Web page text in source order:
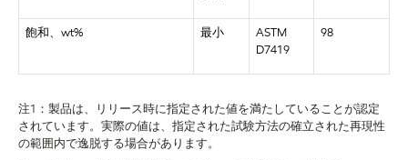
飽和、 wt% 最小
ASTM
D7419
98
注1：製品は、リリース時に指定された値を満たしていることが認定
されています。実際の値は、指定された試験方法の確立された再現性
の範囲内で逸脱する場合があります。